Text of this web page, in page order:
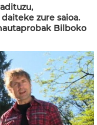
daiteke zure saioa.
Bilboko